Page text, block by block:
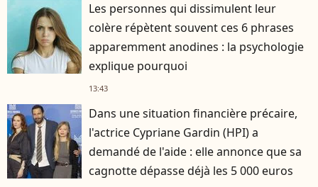
Les personnes qui dissimulent leur
colère répètent souvent ces 6 phrases
apparemment anodines : la psychologie
explique pourquoi
13:43
Dans une situation financière précaire,
l'actrice Cypriane Gardin (HPI) a
demandé de l'aide : elle annonce que sa
cagnotte dépasse déjà les 5 000 euros